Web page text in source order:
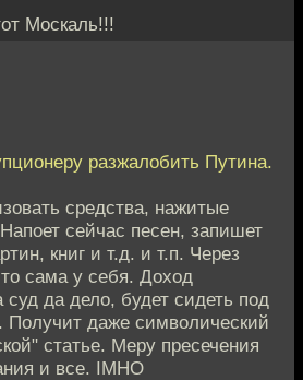
Москаль!!!
разжалобить Путина.
средства, нажитые
сейчас песен, запишет
книг и т.д. и т.п. Через
сама у себя. Доход
суд да дело, будет сидеть под
даже символический
статье. Меру пресечения
и все. IMHO